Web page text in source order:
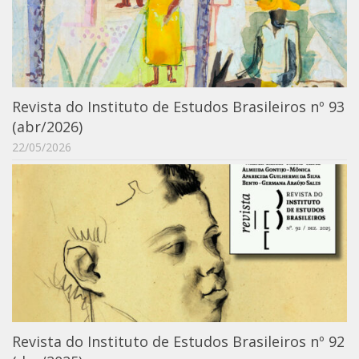
6º CIEAMP
Exposições
Manuel Correia de Andrade – o divulgador
científico
Movimentos Estudantis
Biblioteca
Sobre
Biblioteca Digital
Dedalus
Mecila
Red BAALC
Tutoriais
Coleção de Artes Visuais
Sobre
Revista do Instituto de Estudos Brasileiros nº 93
(abr/2026)
22/05/2026
Revista do Instituto de Estudos Brasileiros nº 92